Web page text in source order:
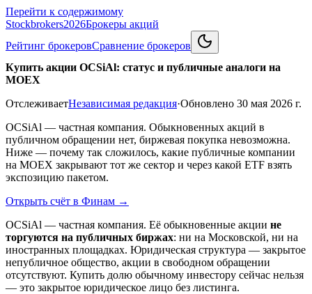
Перейти к содержимому
Stockbrokers2026Брокеры акций
Рейтинг брокеровСравнение брокеров
Купить акции OCSiAl: статус и публичные аналоги на
MOEX
ОтслеживаетНезависимая редакция·Обновлено 30 мая 2026 г.
OCSiAl — частная компания. Обыкновенных акций в
публичном обращении нет, биржевая покупка невозможна.
Ниже — почему так сложилось, какие публичные компании
на MOEX закрывают тот же сектор и через какой ETF взять
экспозицию пакетом.
Открыть счёт в Финам →
OCSiAl — частная компания. Её обыкновенные акции не
торгуются на публичных биржах: ни на Московской, ни на
иностранных площадках. Юридическая структура — закрытое
непубличное общество, акции в свободном обращении
отсутствуют. Купить долю обычному инвестору сейчас нельзя
— это закрытое юридическое лицо без листинга.